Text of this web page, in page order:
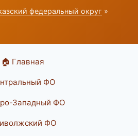
федеральный округ »
🏠 Главная
ФО
Западный ФО
ФО